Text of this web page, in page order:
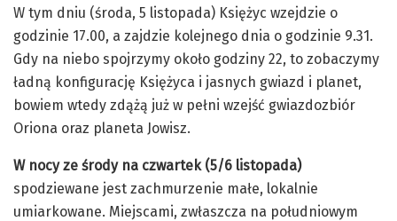
W tym dniu (środa, 5 listopada) Księżyc wzejdzie o
godzinie 17.00, a zajdzie kolejnego dnia o godzinie 9.31.
Gdy na niebo spojrzymy około godziny 22, to zobaczymy
ładną konfigurację Księżyca i jasnych gwiazd i planet,
bowiem wtedy zdążą już w pełni wzejść gwiazdozbiór
Oriona oraz planeta Jowisz.
W nocy ze środy na czwartek (5/6 listopada)
spodziewane jest zachmurzenie małe, lokalnie
umiarkowane. Miejscami, zwłaszcza na południowym